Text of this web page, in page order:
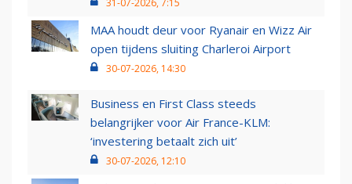
31-07-2026, 7:15
MAA houdt deur voor Ryanair en Wizz Air
open tijdens sluiting Charleroi Airport
30-07-2026, 14:30
Business en First Class steeds
belangrijker voor Air France-KLM:
‘investering betaalt zich uit’
30-07-2026, 12:10